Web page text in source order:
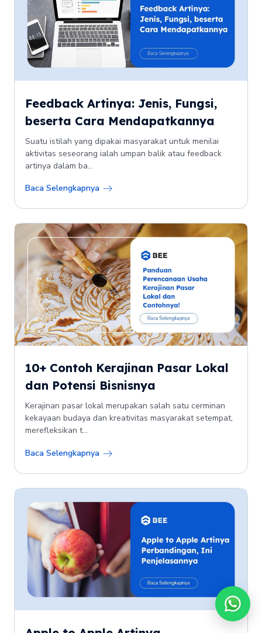
Feedback Artinya: Jenis, Fungsi,
beserta Cara Mendapatkannya
Suatu istilah yang dipakai masyarakat untuk menilai
aktivitas seseorang ialah umpan balik atau feedback
artinya dalam ba...
Baca Selengkapnya
10+ Contoh Kerajinan Pasar Lokal
dan Potensi Bisnisnya
Kerajinan pasar lokal merupakan salah satu cerminan
kekayaan budaya dan kreativitas masyarakat setempat,
merefleksikan t...
Baca Selengkapnya